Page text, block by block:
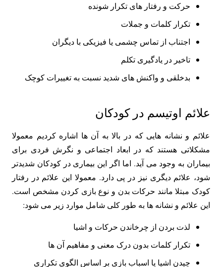
حرکت و رفتار های تکرار شونده
تکرار کلمات و جملات
اجتناب از تماس چشمی یا فیزیکی با دیگران
تاخیر در یادگیری تکلم
بدخلقی و واکنش های شدید نسبت به تغییرات کوچک
علائم اوتیسم در کودکان
علائم و نشانه هایی که در بالا به آن ها اشاره کردیم معمولا
مشکلاتی هستند که در ابعاد اجتماعی و نگرش فردی برای
بیماران به وجود می آید. اما اگر این بیماری در کودکان شدیدتر
شود، علائم دیگری نیز در پی دارد. معمولا این علائم در رفتار
کودک مبتلا مانند حرکات بدن و نوع بازی کردن مشخص است.
این علائم و نشانه ها به طور کلی شامل موارد زیر می شود:
لذت بردن از چرخاندن حرکات و اشیا
تکرار کلمات بدون درک معنی و مفاهیم آن ها
چیدن اشیا یا اسباب بازی بر اساس الگوی تکراری